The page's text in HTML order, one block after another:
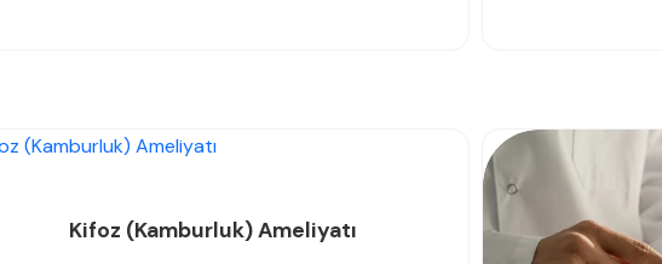
Kifoz (Kamburluk) Ameliyatı